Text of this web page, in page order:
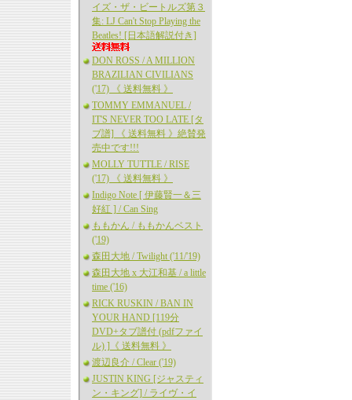
イズ・ザ・ビートルズ第３
集: LJ Can't Stop Playing the
Beatles! [日本語解説付き]
DON ROSS / A MILLION
BRAZILIAN CIVILIANS
('17) 《 送料無料 》
TOMMY EMMANUEL /
IT'S NEVER TOO LATE [タ
ブ譜] 《 送料無料 》絶賛発
売中です!!!
MOLLY TUTTLE / RISE
('17) 《 送料無料 》
Indigo Note [ 伊藤賢一＆三
好紅 ] / Can Sing
ももかん / ももかんベスト
('19)
森田大地 / Twilight ('11/'19)
森田大地 x 大江和基 / a little
time ('16)
RICK RUSKIN / BAN IN
YOUR HAND [119分
DVD+タブ譜付 (pdfファイ
ル) ]《 送料無料 》
渡辺良介 / Clear ('19)
JUSTIN KING [ジャスティ
ン・キング] / ライヴ・イ